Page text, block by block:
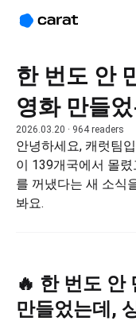
한 번도 안
영화 만들
2026.03.20 · 964 readers
안녕하세요, 캐럿팀
이 139개국에서 몰
를 꺼냈다는 새 소식
봐요.
🔥 한 번도 안
만들었는데,